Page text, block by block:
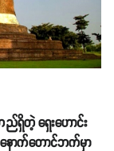
ည်ရှိတဲ့ ရှေးဟောင်း
နောက်တောင်ဘက်မှာ